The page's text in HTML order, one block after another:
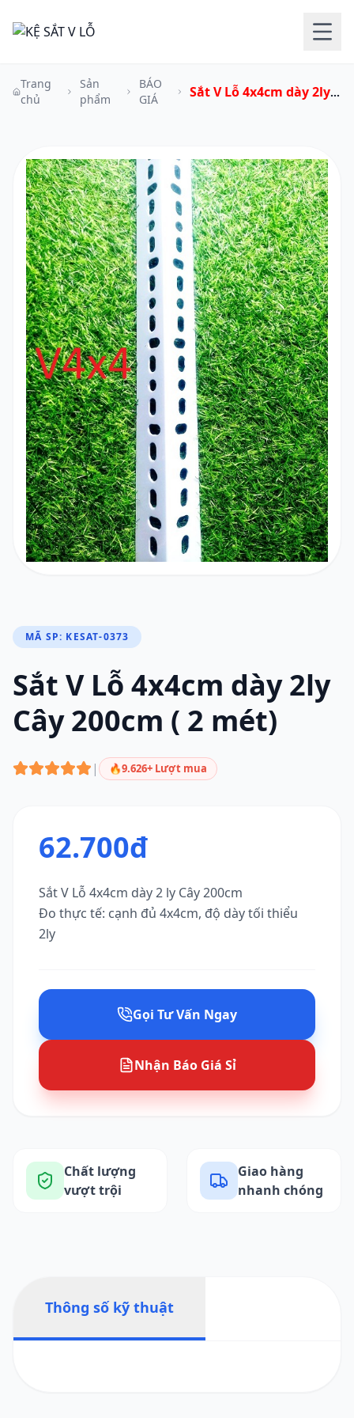
Trang
chủ
Sản
phẩm
BÁO
GIÁ
Sắt V Lỗ 4x4cm dày 2ly
MÃ SP: KESAT-0373
Sắt V Lỗ 4x4cm dày 2ly
Cây 200cm ( 2 mét)
| 🔥9.626+ Lượt mua
62.700đ
Sắt V Lỗ 4x4cm dày 2 ly Cây 200cm
Đo thực tế: cạnh đủ 4x4cm, độ dày tối thiểu
2ly
Gọi Tư Vấn Ngay
Nhận Báo Giá Sỉ
Chất lượng
vượt trội
Giao hàng
nhanh chóng
Thông số kỹ thuật